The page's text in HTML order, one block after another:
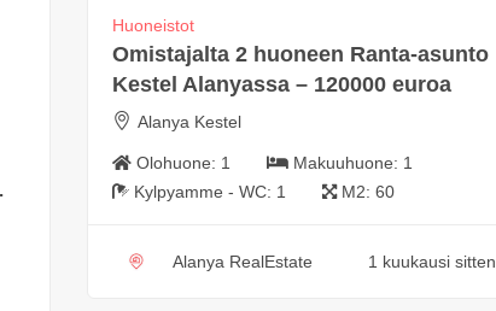
Huoneistot
Omistajalta 2 huoneen Ranta-asunto
Kestel Alanyassa – 120000 euroa
Alanya Kestel
Olohuone: 1 Makuuhuone: 1
Kylpyamme - WC: 1 M2: 60
Alanya RealEstate 1 kuukausi sitten